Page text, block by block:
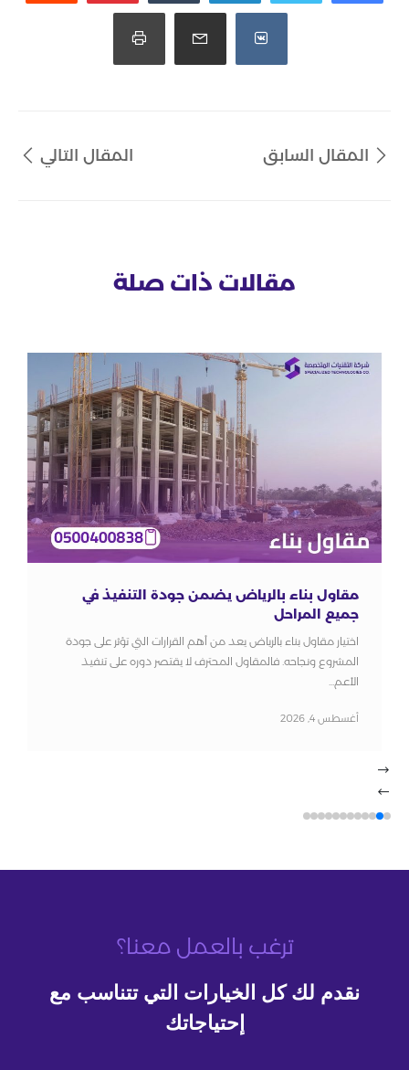
المقال السابق المقال التالي
مقالات ذات صلة
مقاول بناء بالرياض يضمن جودة التنفيذ في
جميع المراحل
اختيار مقاول بناء بالرياض يعد من أهم القرارات التي تؤثر على جودة
المشروع ونجاحه. فالمقاول المحترف لا يقتصر دوره على تنفيذ
الأعم...
أغسطس 4, 2026
ترغب بالعمل معنا؟
نقدم لك كل الخيارات التي تتناسب مع
إحتياجاتك